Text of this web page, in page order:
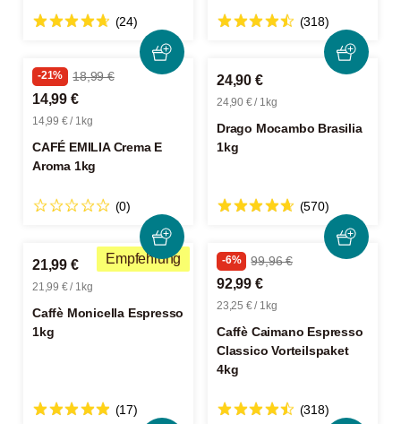
(24) (318)
-21% 18,99 €
14,99 €
14,99 € / 1kg
CAFÉ EMILIA Crema E
Aroma 1kg
(0)
24,90 €
24,90 € / 1kg
Drago Mocambo Brasilia
1kg
(570)
Empfehlung
21,99 €
21,99 € / 1kg
Caffè Monicella Espresso
1kg
(17)
-6% 99,96 €
92,99 €
23,25 € / 1kg
Caffè Caimano Espresso
Classico Vorteilspaket
4kg
(318)